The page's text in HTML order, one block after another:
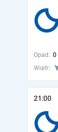
Opad: 0
Wiatr:
21:00